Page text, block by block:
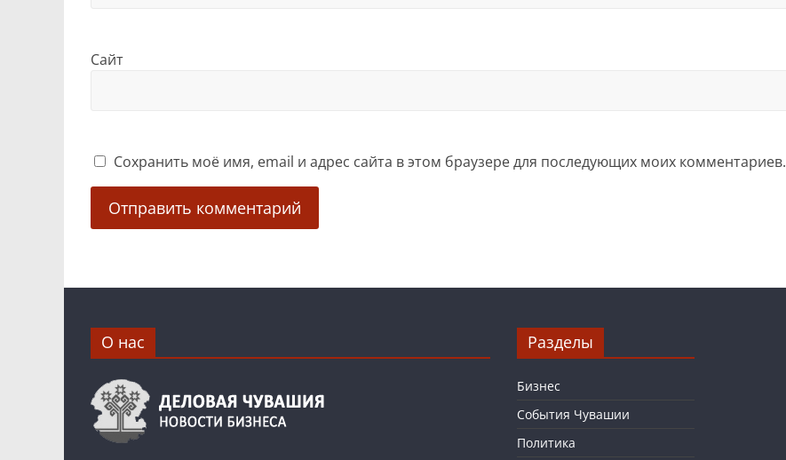
Сайт
Сохранить моё имя, email и адрес сайта в этом браузере для последующих моих комментариев.
О нас Разделы
Бизнес
События Чувашии
Политика